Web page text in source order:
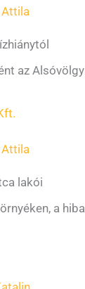
az
lakói
a